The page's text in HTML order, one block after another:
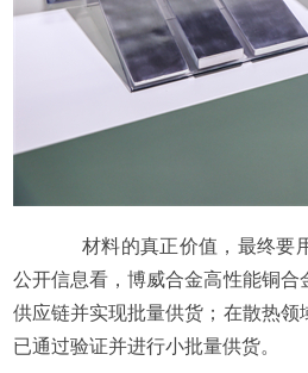
材料的真正价值，最终要
公开信息看，博威合金高性能铜合
供应链并实现批量供货；在散热领
已通过验证并进行小批量供货。